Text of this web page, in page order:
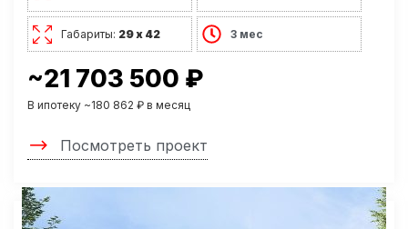
Габариты: 29 х 42 3 мес
~21 703 500 ₽
В ипотеку ~180 862 ₽ в месяц
Посмотреть проект